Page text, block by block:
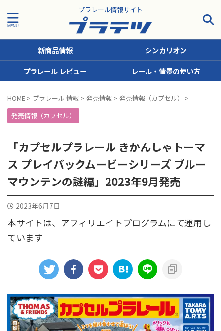
プラレール情報サイト
タグで探す！
JR九州
JR北海道
MODEROID OTシリーズ（おしゃべりトーマス）
pickup SCシリーズ（キャラクターラッピング）
Sシリーズ（ナンバリングシリーズ）
きかんしゃトーマス
アニメシンカリオンあらすじ
カプセルプラレール（きかんしゃトーマス）
カプセルプラレール（鉄道会社）
クルーズトレインDXシリーズ シンカリオンDVD
テコロシリーズ・はじめてのプラレール ハッピーセット
新商品情報
シンカリオン
プラレール レビュー
レール・情景の使い方
HOME > プラレール 情報 > 発売情報 > 発売情報（カプセル）
>
発売情報（カプセル）
「カプセルプラレール きかんしゃトーマ
ス プレイバックムービーシリーズ ブルー
マウンテンの謎編」2023年9月発売
2023年6月7日
本サイトは、アフィリエイトプログラムにて運用し
ています